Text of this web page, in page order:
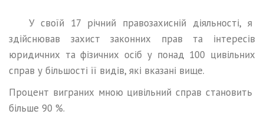
У своїй 17 річний правозахисній діяльності, я
здійснював захист законних прав та інтересів
юридичних та фізичних осіб у понад 100 цивільних
справ у більшості її видів, які вказані вище.
Процент виграних мною цивільний справ становить
більше 90 %.